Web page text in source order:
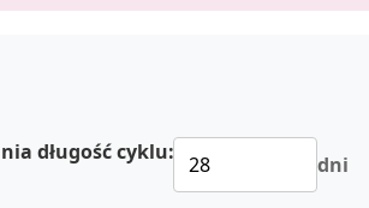
długość cyklu: dni